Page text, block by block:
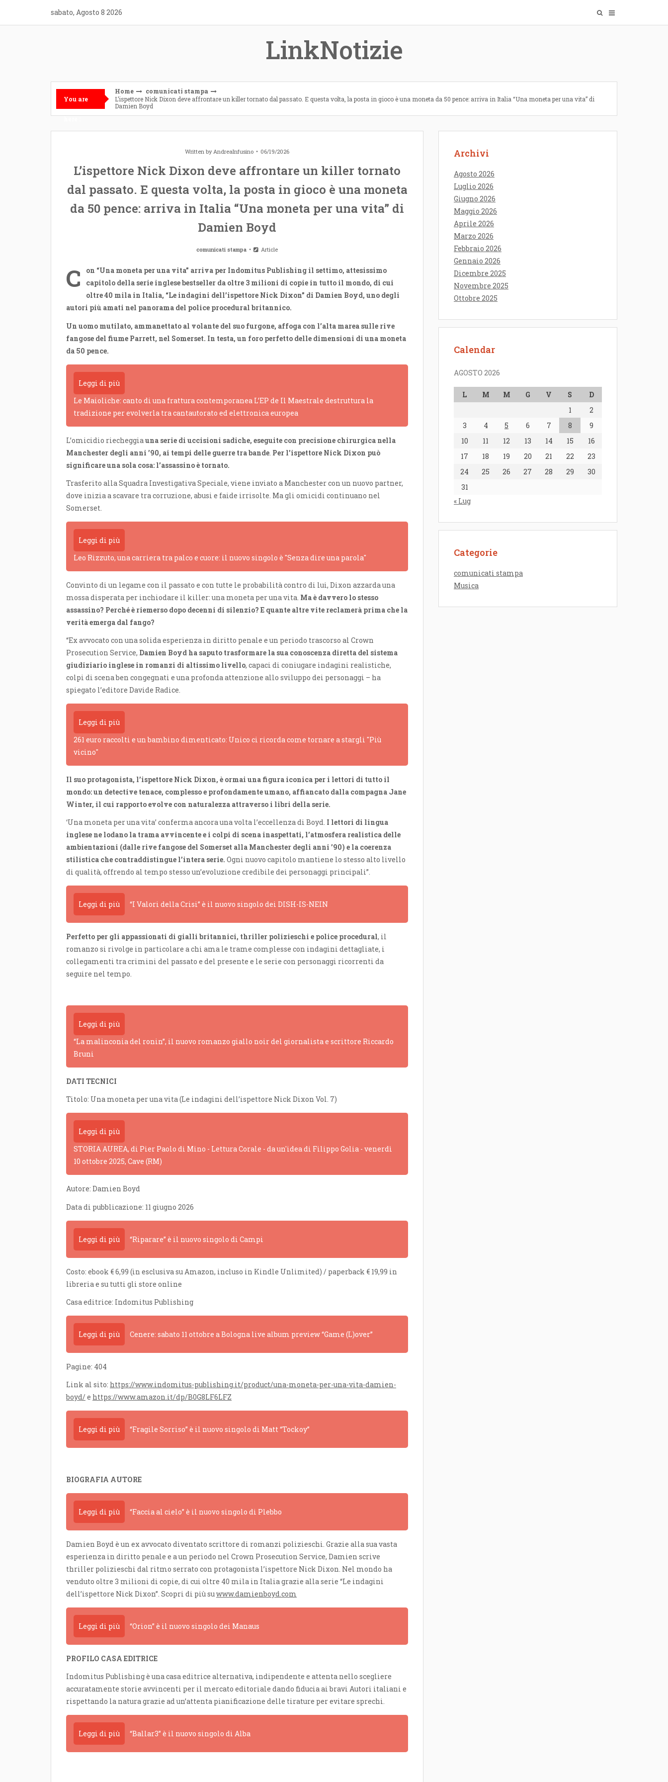
content
sabato, Agosto 8 2026
LinkNotizie
You are
Home
comunicati stampa
L’ispettore Nick Dixon deve affrontare un killer tornato dal passato. E questa volta, la posta in gioco è una moneta da 50 pence: arriva in Italia “Una moneta per una vita” di
Damien Boyd
Written byAndreaInfusino 06/19/2026
L’ispettore Nick Dixon deve affrontare un killer tornato
dal passato. E questa volta, la posta in gioco è una moneta
da 50 pence: arriva in Italia “Una moneta per una vita” di
Damien Boyd
comunicati stampa Article
C
on “Una moneta per una vita” arriva per Indomitus Publishing il settimo, attesissimo
capitolo della serie inglese bestseller da oltre 3 milioni di copie in tutto il mondo, di cui
oltre 40 mila in Italia, “Le indagini dell’ispettore Nick Dixon” di Damien Boyd, uno degli
autori più amati nel panorama del police procedural britannico.
Un uomo mutilato, ammanettato al volante del suo furgone, affoga con l’alta marea sulle rive
fangose del fiume Parrett, nel Somerset. In testa, un foro perfetto delle dimensioni di una moneta
da 50 pence.
Leggi di più
Le Maioliche: canto di una frattura contemporanea L’EP de Il Maestrale destruttura la
tradizione per evolverla tra cantautorato ed elettronica europea
L’omicidio riecheggia una serie di uccisioni sadiche, eseguite con precisione chirurgica nella
Manchester degli anni ’90, ai tempi delle guerre tra bande Per l’ispettore Nick Dixon può
significare una sola cosa: l’assassino è tornato.
Trasferito alla Squadra Investigativa Speciale, viene inviato a Manchester con un nuovo partner,
dove inizia a scavare tra corruzione, abusi e faide irrisolte. Ma gli omicidi continuano nel
Somerset.
Leggi di più
Leo Rizzuto, una carriera tra palco e cuore: il nuovo singolo è "Senza dire una parola"
Convinto di un legame con il passato e con tutte le probabilità contro di lui, Dixon azzarda una
mossa disperata per inchiodare il killer: una moneta per una vita. Ma è davvero lo stesso
assassino? Perché è riemerso dopo decenni di silenzio? E quante altre vite reclamerà prima che la
verità emerga dal fango?
“Ex avvocato con una solida esperienza in diritto penale e un periodo trascorso al Crown
Prosecution Service, Damien Boyd ha saputo trasformare la sua conoscenza diretta del sistema
giudiziario inglese in romanzi di altissimo livello, capaci di coniugare indagini realistiche,
colpi di scena ben congegnati e una profonda attenzione allo sviluppo dei personaggi – ha
spiegato l’editore Davide Radice.
Leggi di più
261 euro raccolti e un bambino dimenticato: Unico ci ricorda come tornare a stargli "Più
vicino"
Il suo protagonista, l’ispettore Nick Dixon, è ormai una figura iconica per i lettori di tutto il
mondo: un detective tenace, complesso e profondamente umano, affiancato dalla compagna Jane
Winter, il cui rapporto evolve con naturalezza attraverso i libri della serie.
‘Una moneta per una vita’ conferma ancora una volta l’eccellenza di Boyd. I lettori di lingua
inglese ne lodano la trama avvincente e i colpi di scena inaspettati, l’atmosfera realistica delle
ambientazioni (dalle rive fangose del Somerset alla Manchester degli anni ’90) e la coerenza
stilistica che contraddistingue l’intera serie. Ogni nuovo capitolo mantiene lo stesso alto livello
di qualità, offrendo al tempo stesso un’evoluzione credibile dei personaggi principali”.
Leggi di più “I Valori della Crisi” è il nuovo singolo dei DISH-IS-NEIN
Perfetto per gli appassionati di gialli britannici, thriller polizieschi e police procedural, il
romanzo si rivolge in particolare a chi ama le trame complesse con indagini dettagliate, i
collegamenti tra crimini del passato e del presente e le serie con personaggi ricorrenti da
seguire nel tempo.
Leggi di più
“La malinconia del ronin”, il nuovo romanzo giallo noir del giornalista e scrittore Riccardo
Bruni
DATI TECNICI
Titolo: Una moneta per una vita (Le indagini dell’ispettore Nick Dixon Vol. 7)
Leggi di più
STORIA AUREA, di Pier Paolo di Mino - Lettura Corale - da un'idea di Filippo Golia - venerdì
10 ottobre 2025, Cave (RM)
Autore: Damien Boyd
Data di pubblicazione: 11 giugno 2026
Leggi di più “Riparare” è il nuovo singolo di Campi
Costo: ebook € 6,99 (in esclusiva su Amazon, incluso in Kindle Unlimited) / paperback € 19,99 in
libreria e su tutti gli store online
Casa editrice: Indomitus Publishing
Leggi di più Cenere: sabato 11 ottobre a Bologna live album preview “Game (L)over”
Pagine: 404
Link al sito: https://www.indomitus-publishing.it/product/una-moneta-per-una-vita-damien-
boyd/ e https://www.amazon.it/dp/B0G8LF6LFZ
Leggi di più “Fragile Sorriso” è il nuovo singolo di Matt “Tockoy”
BIOGRAFIA AUTORE
Leggi di più “Faccia al cielo” è il nuovo singolo di Plebbo
Damien Boyd è un ex avvocato diventato scrittore di romanzi polizieschi. Grazie alla sua vasta
esperienza in diritto penale e a un periodo nel Crown Prosecution Service, Damien scrive
thriller polizieschi dal ritmo serrato con protagonista l’ispettore Nick Dixon. Nel mondo ha
venduto oltre 3 milioni di copie, di cui oltre 40 mila in Italia grazie alla serie “Le indagini
dell’ispettore Nick Dixon”. Scopri di più suwww.damienboyd.com
Leggi di più “Orion” è il nuovo singolo dei Manaus
PROFILO CASA EDITRICE
Indomitus Publishing è una casa editrice alternativa, indipendente e attenta nello scegliere
accuratamente storie avvincenti per il mercato editoriale dando fiducia ai bravi Autori italiani e
rispettando la natura grazie ad un’attenta pianificazione delle tirature per evitare sprechi.
Leggi di più “Ballar3” è il nuovo singolo di Alba
Archivi
Agosto 2026
Luglio 2026
Giugno 2026
Maggio 2026
Aprile 2026
Marzo 2026
Febbraio 2026
Gennaio 2026
Dicembre 2025
Novembre 2025
Ottobre 2025
Calendar
AGOSTO 2026
L M M G V S
D
1
2
3
4 5 6 7 8
9
10
11 12 13 14 15
16
17
18 19 20 21 22
23
24
25 26 27 28 29
30
31
« Lug
Categorie
comunicati stampa
Musica